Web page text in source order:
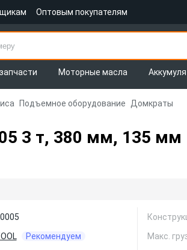
Оптовым покупателям
Моторные масла
Подъемное оборудование Домкраты
3 т, 380 мм, 135 мм
Рекомендуем
Макс.